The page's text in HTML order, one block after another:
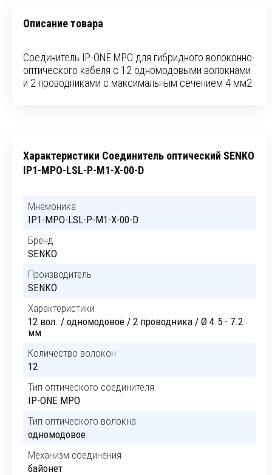
Описание товара
Соединитель IP-ONE MPO для гибридного волоконно-
оптического кабеля с 12 одномодовыми волокнами
и 2 проводниками с максимальным сечением 4 мм2.
Характеристики Соединитель оптический SENKO
IP1-MPO-LSL-P-M1-X-00-D
Мнемоника
IP1-MPO-LSL-P-M1-X-00-D
Бренд
SENKO
Производитель
SENKO
Характеристики
12 вол. / одномодовое / 2 проводника / Ø 4.5 - 7.2
мм
Количество волокон
12
Тип оптического соединителя
IP-ONE MPO
Тип оптического волокна
одномодовое
Механизм соединения
байонет